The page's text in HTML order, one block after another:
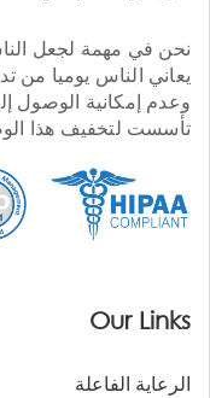
نحن في مهمة لجعل
يعاني الناس يوميا من
وعدم إمكانية الوصول
تأسست لتخفيف هذا
Our Links
الرعاية الفاعلة